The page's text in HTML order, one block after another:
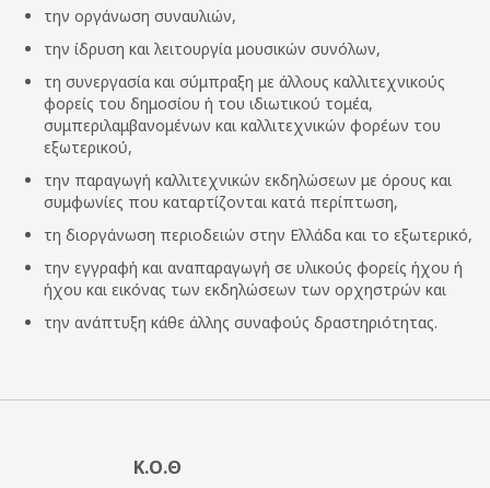
την οργάνωση συναυλιών,
την ίδρυση και λειτουργία μουσικών συνόλων,
τη συνεργασία και σύμπραξη με άλλους καλλιτεχνικούς
φορείς του δημοσίου ή του ιδιωτικού τομέα,
συμπεριλαμβανομένων και καλλιτεχνικών φορέων του
εξωτερικού,
την παραγωγή καλλιτεχνικών εκδηλώσεων με όρους και
συμφωνίες που καταρτίζονται κατά περίπτωση,
τη διοργάνωση περιοδειών στην Ελλάδα και το εξωτερικό,
την εγγραφή και αναπαραγωγή σε υλικούς φορείς ήχου ή
ήχου και εικόνας των εκδηλώσεων των ορχηστρών και
την ανάπτυξη κάθε άλλης συναφούς δραστηριότητας.
Κ.Ο.Θ